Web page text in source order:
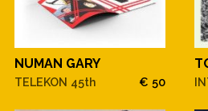
NUMAN GARY
TELEKON 45th € 50